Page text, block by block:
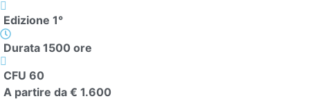
Edizione 1°
Durata 1500 ore
CFU 60
A partire da € 1.600